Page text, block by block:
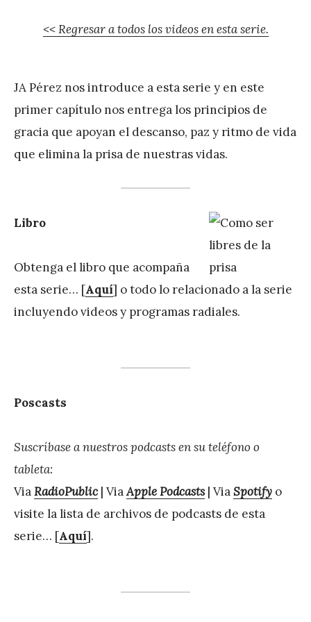
<< Regresar a todos los videos en esta serie.
JA Pérez nos introduce a esta serie y en este
primer capítulo nos entrega los principios de
gracia que apoyan el descanso, paz y ritmo de vida
que elimina la prisa de nuestras vidas.
Libro
Obtenga el libro que acompaña
esta serie… [Aquí] o todo lo relacionado a la serie
incluyendo videos y programas radiales.
Poscasts
Suscríbase a nuestros podcasts en su teléfono o
tableta:
ViaRadioPublic | ViaApple Podcasts | ViaSpotify o
visite la lista de archivos de podcasts de esta
serie… [Aquí].